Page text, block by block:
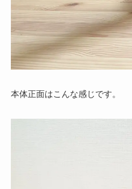
本体正面はこんな感じです。